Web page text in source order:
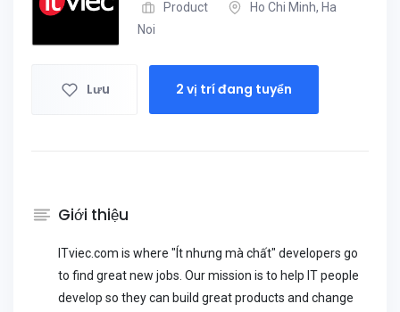
Product
Ho Chi Minh, Ha
Noi
Lưu 2 vị trí đang tuyển
Giới thiệu
ITviec.com is where "Ít nhưng mà chất" developers go
to find great new jobs. Our mission is to help IT people
develop so they can build great products and change